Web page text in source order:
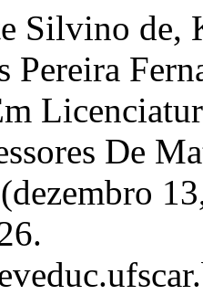
Silvino de,
Pereira
De